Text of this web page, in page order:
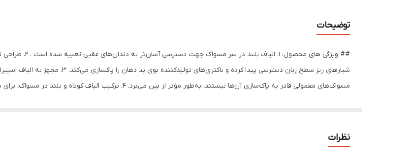
توضیحات
## ویژگی های
شیارهای ریز سطح زبان دسترسی پیدا کرده و
مسواک‌های معمولی قادر به پاک‌سازی آن‌ها نیستند، به‌طور مؤثر از بین
جهت دسترسی آسان‌تر به دندان‌های عقبی تعبیه شده است . ترکیب الیاف کوتاه و بلند در مسواک، برای دستیابی به
سن: مسواک اکتیو کلین آل وایت برای رده سنی بزرگسال مناسب می باشد.
نظرات